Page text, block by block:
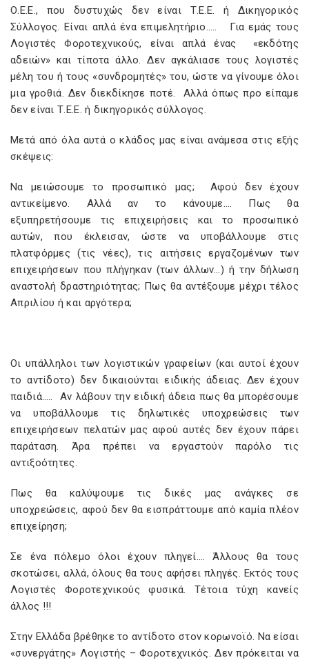
Ο.Ε.Ε., που δυστυχώς δεν είναι Τ.Ε.Ε. ή Δικηγορικός
Σύλλογος. Είναι απλά ένα επιμελητήριο….. Για εμάς τους
Λογιστές Φοροτεχνικούς, είναι απλά ένας «εκδότης
αδειών» και τίποτα άλλο. Δεν αγκάλιασε τους λογιστές
μέλη του ή τους «συνδρομητές» του, ώστε να γίνουμε όλοι
μια γροθιά. Δεν διεκδίκησε ποτέ. Αλλά όπως προ είπαμε
δεν είναι Τ.Ε.Ε. ή δικηγορικός σύλλογος.
Μετά από όλα αυτά ο κλάδος μας είναι ανάμεσα στις εξής
σκέψεις:
Να μειώσουμε το προσωπικό μας; Αφού δεν έχουν
αντικείμενο. Αλλά αν το κάνουμε…. Πως θα
εξυπηρετήσουμε τις επιχειρήσεις και το προσωπικό
αυτών, που έκλεισαν, ώστε να υποβάλλουμε στις
πλατφόρμες (τις νέες), τις αιτήσεις εργαζομένων των
επιχειρήσεων που πλήγηκαν (των άλλων…) ή την δήλωση
αναστολή δραστηριότητας; Πως θα αντέξουμε μέχρι τέλος
Απριλίου ή και αργότερα;
Οι υπάλληλοι των λογιστικών γραφείων (και αυτοί έχουν
το αντίδοτο) δεν δικαιούνται ειδικής άδειας. Δεν έχουν
παιδιά….. Αν λάβουν την ειδική άδεια πως θα μπορέσουμε
να υποβάλλουμε τις δηλωτικές υποχρεώσεις των
επιχειρήσεων πελατών μας αφού αυτές δεν έχουν πάρει
παράταση. Άρα πρέπει να εργαστούν παρόλο τις
αντιξοότητες.
Πως θα καλύψουμε τις δικές μας ανάγκες σε
υποχρεώσεις, αφού δεν θα εισπράττουμε από καμία πλέον
επιχείρηση;
Σε ένα πόλεμο όλοι έχουν πληγεί…. Άλλους θα τους
σκοτώσει, αλλά, όλους θα τους αφήσει πληγές. Εκτός τους
Λογιστές Φοροτεχνικούς φυσικά. Τέτοια τύχη κανείς
άλλος !!!
Στην Ελλάδα βρέθηκε το αντίδοτο στον κορωνοϊό. Να είσαι
«συνεργάτης» Λογιστής – Φοροτεχνικός. Δεν πρόκειται να